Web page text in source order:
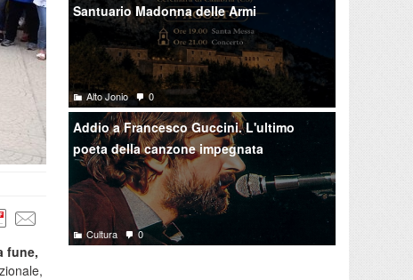
fune,
Santuario Madonna delle Armi
Alto Jonio 0
Addio a Francesco Guccini. L'ultimo
poeta della canzone impegnata
Cultura 0